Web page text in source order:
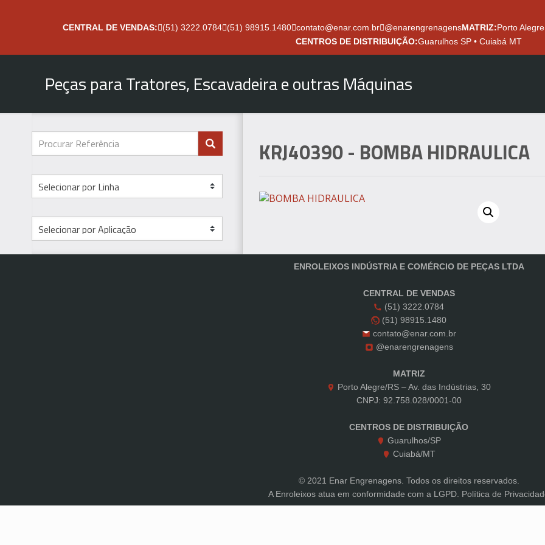
CENTRAL DE VENDAS: (51) 3222.0784 (51) 98915.1480 contato@enar.com.br @enarengrenagensMATRIZ:Porto
CENTROS DE DISTRIBUIÇÃO:Guarulhos SP • Cuiabá MT
Peças para Tratores, Escavadeira e outras Máquinas
KRJ40390- BOMBA HIDRAULICA
ENROLEIXOS INDÚSTRIA E COMÉRCIO DE PEÇAS LTDA
CENTRAL DE VENDAS
(51) 3222.0784
(51) 98915.1480
contato@enar.com.br
@enarengrenagens
MATRIZ
Porto Alegre/RS – Av. das Indústrias, 30
CNPJ: 92.758.028/0001-00
CENTROS DE DISTRIBUIÇÃO
Guarulhos/SP
Cuiabá/MT
© 2021 Enar Engrenagens. Todos os direitos reservados.
A Enroleixos atua em conformidade com a LGPD. Política de